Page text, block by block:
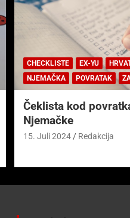
CHECKLISTE EX-YU
NJEMAČKA
POVRATAK
Čeklista kod
Njemačke
15. Juli 2024 Redakcija